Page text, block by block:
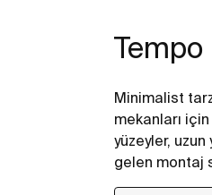
Tempo
Minimalist
mekanları
yüzeyler,
gelen montaj